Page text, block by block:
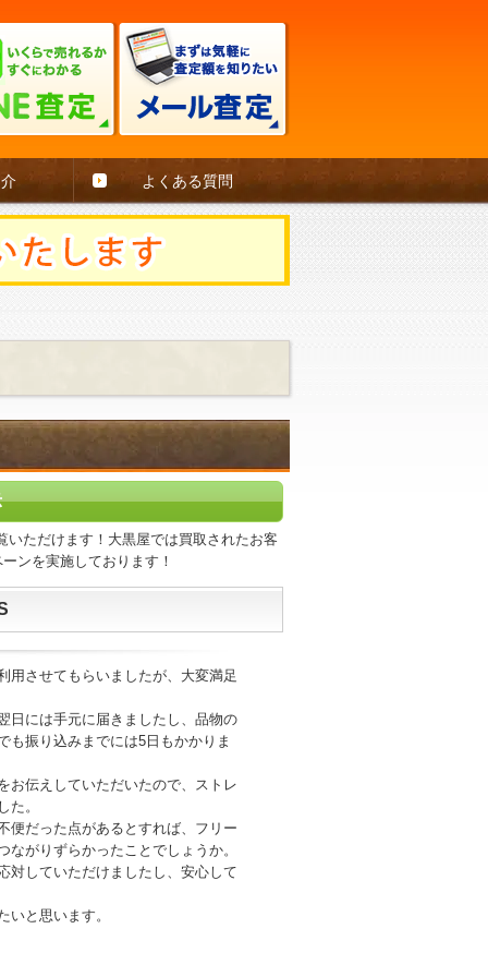
よくある質問
ただけます！大黒屋では買取されたお客
ンを実施しております！
用させてもらいましたが、大変満足
日には手元に届きましたし、品物の
も振り込みまでには5日もかかりま
お伝えしていただいたので、ストレ
た。
便だった点があるとすれば、フリー
がりずらかったことでしょうか。
対していただけましたし、安心して
いと思います。